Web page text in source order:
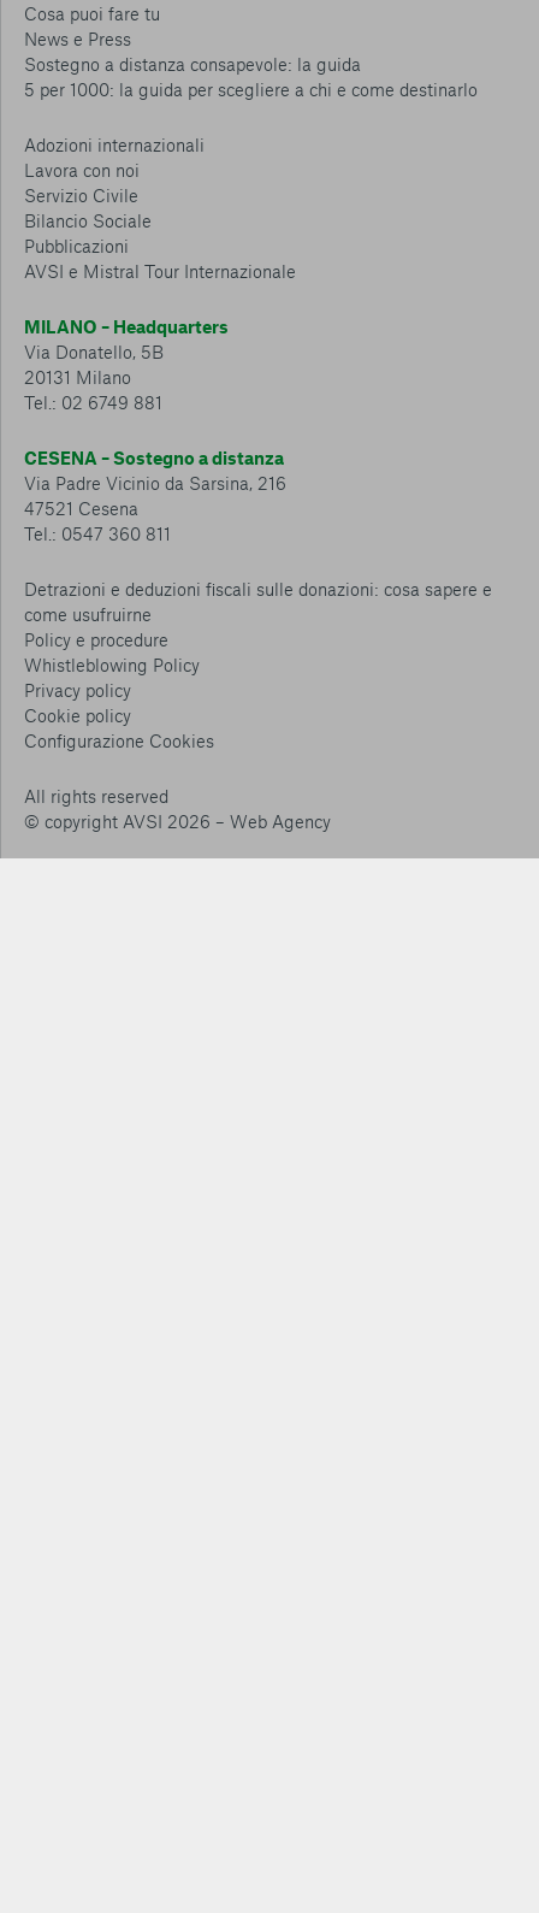
Cosa puoi fare tu
News e Press
Sostegno a distanza consapevole: la guida
5 per 1000: la guida per scegliere a chi e come destinarlo
Adozioni internazionali
Lavora con noi
Servizio Civile
Bilancio Sociale
Pubblicazioni
AVSI e Mistral Tour Internazionale
MILANO – Headquarters
Via Donatello, 5B
20131 Milano
Tel.: 02 6749 881
CESENA – Sostegno a distanza
Via Padre Vicinio da Sarsina, 216
47521 Cesena
Tel.: 0547 360 811
Detrazioni e deduzioni fiscali sulle donazioni: cosa sapere e
come usufruirne
Policy e procedure
Whistleblowing Policy
Privacy policy
Cookie policy
Configurazione Cookies
All rights reserved
© copyright AVSI 2026 – Web Agency